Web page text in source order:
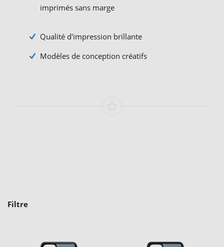
imprimés sans marge
Qualité d'impression brillante
Modèles de conception créatifs
Filtre